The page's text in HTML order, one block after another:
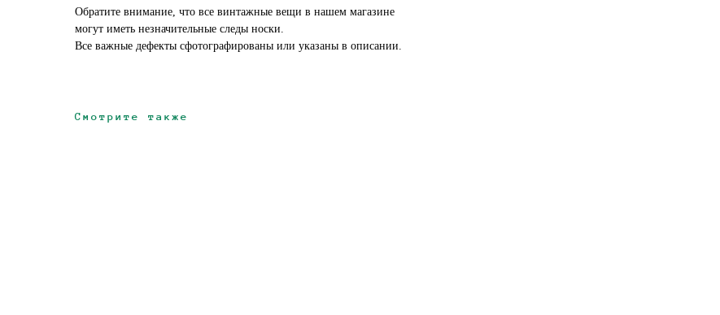
Обратите внимание, что все винтажные вещи в нашем магазине
могут иметь незначительные следы носки.
Все важные дефекты сфотографированы или указаны в описании.
Смотрите также